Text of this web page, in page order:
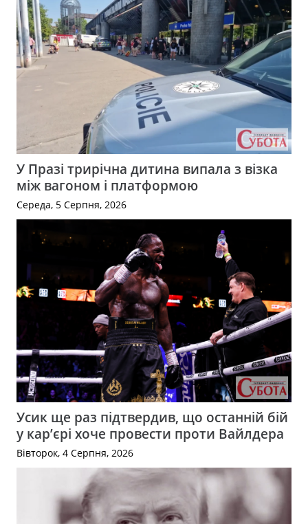
У Празі трирічна дитина випала з візка
між вагоном і платформою
Середа, 5 Серпня, 2026
Усик ще раз підтвердив, що останній бій
у кар’єрі хоче провести проти Вайлдера
Вівторок, 4 Серпня, 2026